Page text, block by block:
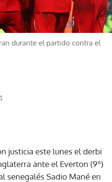
durante el partido contra el
justicia este lunes el derbi
ante el Everton (9º)
senegalés Sadio Mané en